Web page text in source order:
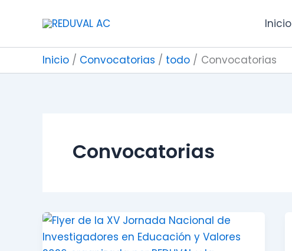
Inicio
Inicio Convocatorias todo Convocatorias
Convocatorias